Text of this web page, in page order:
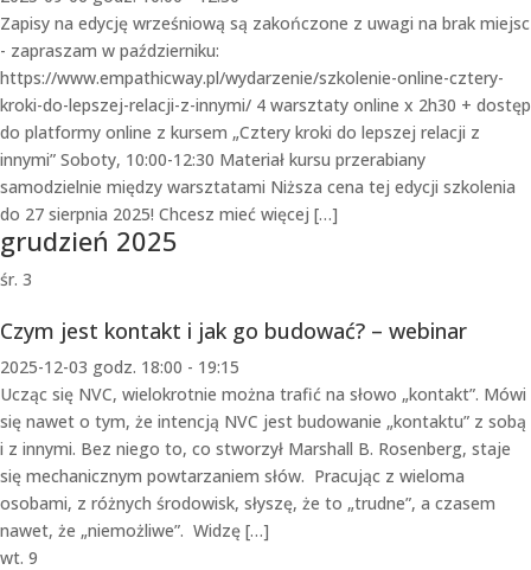
Zapisy na edycję wrześniową są zakończone z uwagi na brak miejsc
- zapraszam w październiku:
https://www.empathicway.pl/wydarzenie/szkolenie-online-cztery-
kroki-do-lepszej-relacji-z-innymi/ 4 warsztaty online x 2h30 + dostęp
do platformy online z kursem „Cztery kroki do lepszej relacji z
innymi” Soboty, 10:00-12:30 Materiał kursu przerabiany
samodzielnie między warsztatami Niższa cena tej edycji szkolenia
do 27 sierpnia 2025! Chcesz mieć więcej […]
grudzień 2025
śr. 3
Czym jest kontakt i jak go budować? – webinar
2025-12-03 godz. 18:00 - 19:15
Ucząc się NVC, wielokrotnie można trafić na słowo „kontakt”. Mówi
się nawet o tym, że intencją NVC jest budowanie „kontaktu” z sobą
i z innymi. Bez niego to, co stworzył Marshall B. Rosenberg, staje
się mechanicznym powtarzaniem słów. Pracując z wieloma
osobami, z różnych środowisk, słyszę, że to „trudne”, a czasem
nawet, że „niemożliwe”. Widzę […]
wt. 9